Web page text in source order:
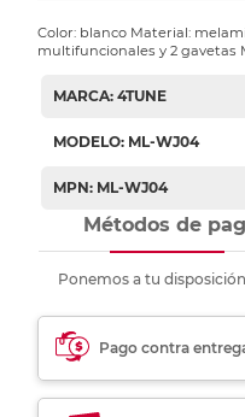
Color: blanco Material:
multifuncionales y 2 gavetas
MARCA: 4TUNE
MODELO: ML-WJ04
MPN: ML-WJ04
Métodos de
Ponemos a tu
Pago contra